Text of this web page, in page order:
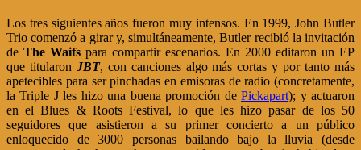
Los tres siguientes años fueron muy intensos. En 1999, John Butler
Trio comenzó a girar y, simultáneamente, Butler recibió la invitación
de The Waifs para compartir escenarios. En 2000 editaron un EP
que titularon JBT, con canciones algo más cortas y por tanto más
apetecibles para ser pinchadas en emisoras de radio (concretamente,
la Triple J les hizo una buena promoción dePickapart); y actuaron
en el Blues & Roots Festival, lo que les hizo pasar de los 50
seguidores que asistieron a su primer concierto a un público
enloquecido de 3000 personas bailando bajo la lluvia (desde